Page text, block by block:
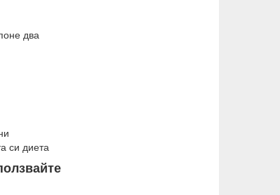
два
си диета